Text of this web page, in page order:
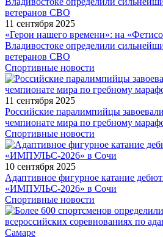
11 сентября 2025
«Герои нашего времени»: на
Владивостоке определили
ветеранов СВО
Спортивные новости
11 сентября 2025
Российские паралимпийцы
чемпионате мира по гребному
Спортивные новости
10 сентября 2025
Адаптивное фигурное катание
«ИМПУЛЬС-2026» в Сочи
Спортивные новости